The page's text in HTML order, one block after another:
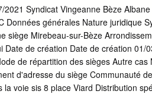
: CORPS CREUX CORPS PLATS •
Pour connaître : • Lecey > votre
au-Mont > l’alternance des
page 3. • Peigney - La Liez
DU GRAND LANGRES Place
? Tél. : 03 25 87 32 21 Pour
langres.frCommunauté de
Syndicat Vingeanne Bèze
Données générales Nature juridique
siège Mirebeau-sur-Bèze
de création Date de création 01/
de répartition des sièges Autre cas
d'adresse du siège Communauté
voie sis 8 place Viard Distribution